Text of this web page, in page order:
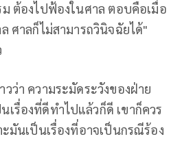
ต้องไปฟ้องในศาล ตอบคือเมื่อ
ศาลก็ไม่สามารถวินิจฉัยได้"
ว่า ความระมัดระวังของฝ่าย
รื่องที่ดีทำไปแล้วก็ดี เขาก็ควร
ะมันเป็นเรื่องที่อาจเป็นกรณีร้อง